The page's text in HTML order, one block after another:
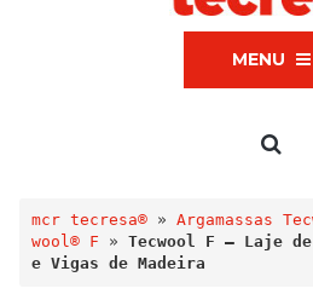
MENU
mcr tecresa® » Argamassas
wool® F » Tecwool F – Laje
e Vigas de Madeira